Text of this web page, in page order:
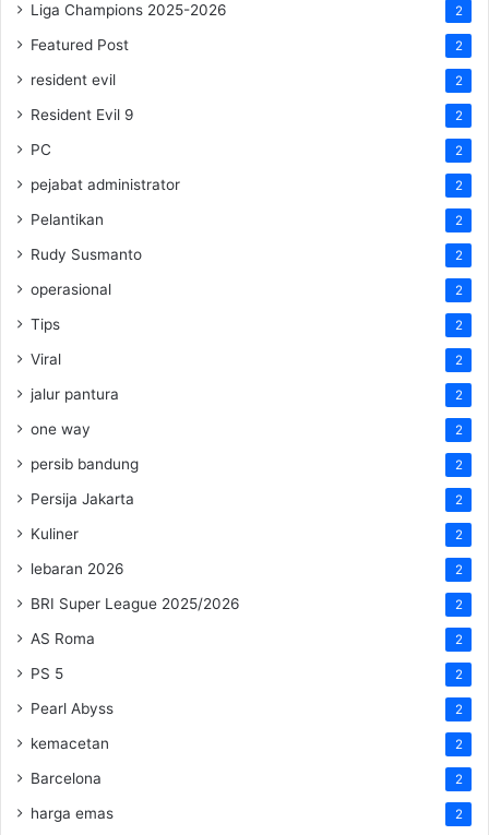
Liga Champions 2025-2026 2
Featured Post 2
resident evil 2
Resident Evil 9 2
PC 2
pejabat administrator 2
Pelantikan 2
Rudy Susmanto 2
operasional 2
Tips 2
Viral 2
jalur pantura 2
one way 2
persib bandung 2
Persija Jakarta 2
Kuliner 2
lebaran 2026 2
BRI Super League 2025/2026 2
AS Roma 2
PS 5 2
Pearl Abyss 2
kemacetan 2
Barcelona 2
harga emas 2